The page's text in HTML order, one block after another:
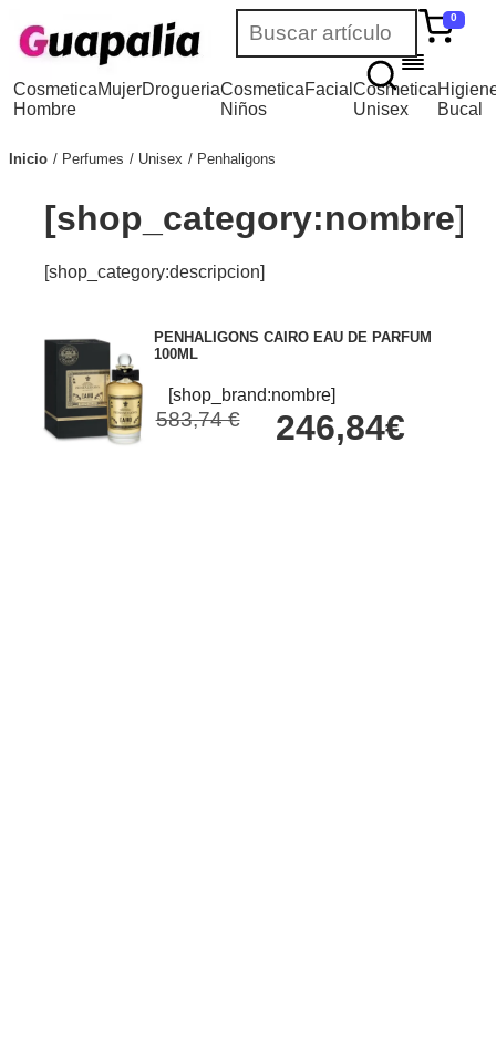
0
Cosmetica
Hombre
MujerDrogueriaCosmetica
Niños
FacialCosmetica
Unisex
Bucal
Inicio Perfumes Unisex Penhaligons
[shop_category:nombre]
[shop_category:descripcion]
PENHALIGONS CAIRO EAU DE PARFUM
100ML
[shop_brand:nombre]
583,74 € 246,84€